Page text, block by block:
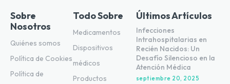
Sobre
Nosotros
Quiénes somos
Política de Cookies
Política de
Todo Sobre
Medicamentos
Dispositivos
médicos
Productos
Últimos Artículos
Infecciones
Intrahospitalarias en
Recién Nacidos: Un
Desafío Silencioso en la
Atención Médica
septiembre 20, 2025